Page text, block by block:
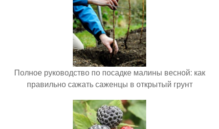
Полное руководство по посадке малины весной: как
правильно сажать саженцы в открытый грунт